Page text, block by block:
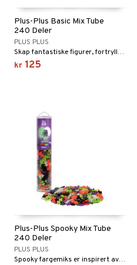
Plus-Plus Basic Mix Tube
240 Deler
PLUS PLUS
Skap fantastiske figurer, fortryllende landskap og helt unike konstruksjoner.
kr 125
Plus-Plus Spooky Mix Tube
240 Deler
PLUS PLUS
Spooky fargemiks er inspirert av halloween!